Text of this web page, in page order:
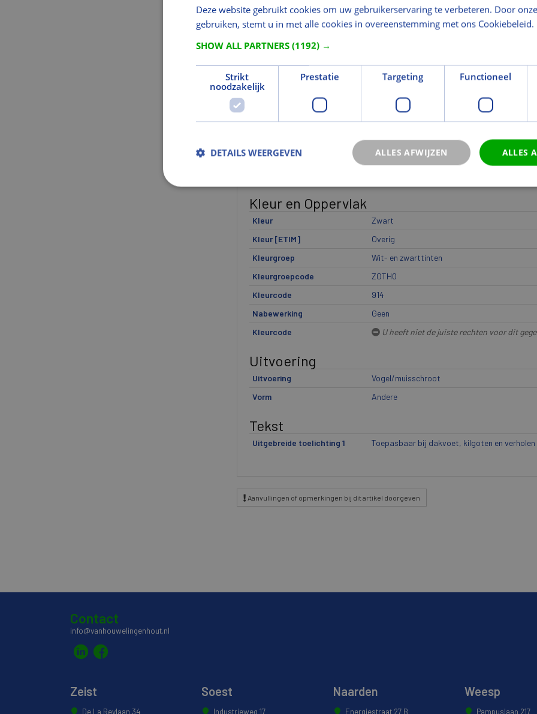
Lengte [ETIM]
U heeft niet de juiste rechten voor dit
Gewicht (kg)
Gewicht
Materiaal
Materiaal
Kunststof
Kleur en Oppervlak
Kleur
Zwart
Kleur [ETIM]
Overig
Kleurgroep
Wit- en zwarttinten
Kleurgroepcode
ZOTH0
Kleurcode
914
Nabewerking
Geen
Kleurcode
U heeft niet de juiste rechten voor dit
Uitvoering
Uitvoering
Vogel/muisschroot
Vorm
Andere
Tekst
Uitgebreide toelichting 1 Toepasbaar bij dakvoet, kilgoten en verholen
Aanvullingen of opmerkingen bij dit artikel doorgeven
Contact
info@vanhouwelingenhout.nl
Zeist
De La Reylaan 34
Soest
Industrieweg 17
Naarden
Energiestraat 27 B
Weesp
Pampuslaan 217
Deze website gebruikt cookies om uw gebruikerservaring te verbeteren. Door
gebruiken, stemt u in met alle cookies in overeenstemming met ons Cookiebeleid.
SHOW ALL PARTNERS (1192) →
Strikt
noodzakelijk
Prestatie Targeting Functioneel
ALLES
ALLES AFWIJZEN
DETAILS WEERGEVEN